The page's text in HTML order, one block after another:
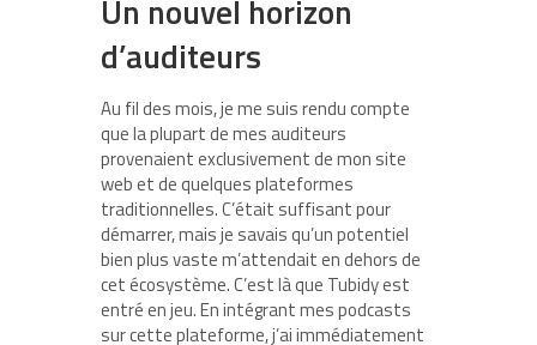
Un nouvel horizon
d’auditeurs
Au fil des mois, je me suis rendu compte
que la plupart de mes auditeurs
provenaient exclusivement de mon site
web et de quelques plateformes
traditionnelles. C’était suffisant pour
démarrer, mais je savais qu’un potentiel
bien plus vaste m’attendait en dehors de
cet écosystème. C’est là que Tubidy est
entré en jeu. En intégrant mes podcasts
sur cette plateforme, j’ai immédiatement